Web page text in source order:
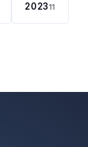
202311